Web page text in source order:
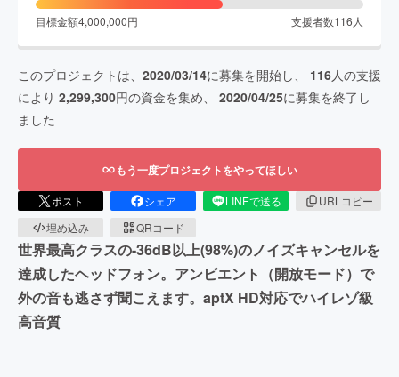
目標金額4,000,000円 支援者数116 人
このプロジェクトは、 2020/03/14に募集を開始し、 116人の支援
により 2,299,300円の資金を集め、 2020/04/25に募集を終了し
ました
もう一度プロジェクトをやってほしい
ポスト シェア LINEで送る
URLコピー
埋め込み
QRコード
世界最高クラスの-36dB以上(98%)のノイズキャンセルを
達成したヘッドフォン。アンビエント（開放モード）で
外の音も逃さず聞こえます。aptX HD対応でハイレゾ級
高音質